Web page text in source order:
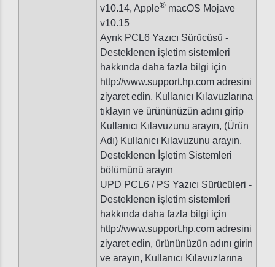
v10.14, Apple® macOS Mojave
v10.15
Ayrık PCL6 Yazıcı Sürücüsü -
Desteklenen işletim sistemleri
hakkında daha fazla bilgi için
http://www.support.hp.com adresini
ziyaret edin. Kullanıcı Kılavuzlarına
tıklayın ve ürününüzün adını girip
Kullanıcı Kılavuzunu arayın, (Ürün
Adı) Kullanıcı Kılavuzunu arayın,
Desteklenen İşletim Sistemleri
bölümünü arayın
UPD PCL6 / PS Yazıcı Sürücüleri -
Desteklenen işletim sistemleri
hakkında daha fazla bilgi için
http://www.support.hp.com adresini
ziyaret edin, ürününüzün adını girin
ve arayın, Kullanıcı Kılavuzlarına